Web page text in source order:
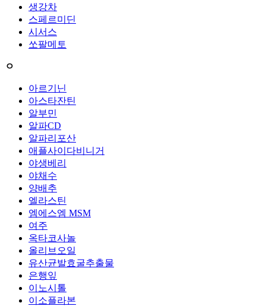
생강차
스페르미딘
시서스
쏘팔메토
ㅇ
아르기닌
아스타잔틴
알부민
알파CD
알파리포산
애플사이다비니거
야생베리
야채수
양배추
엘라스틴
엠에스엠 MSM
여주
옥타코사놀
올리브오일
유산균발효굴추출물
은행잎
이노시톨
이소플라본